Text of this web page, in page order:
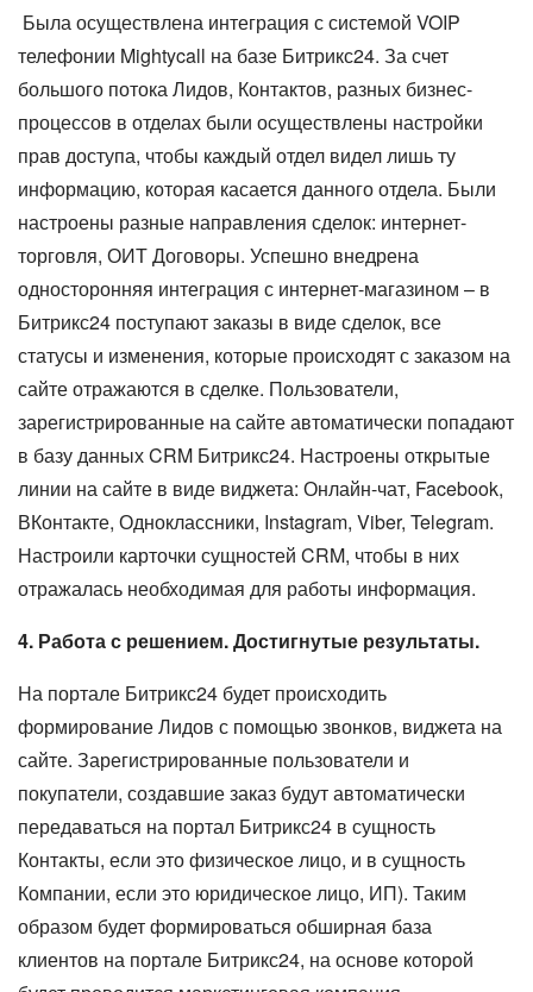
Была осуществлена интеграция с системой VOIP
телефонии Mightycall на базе Битрикс24. За счет
большого потока Лидов, Контактов, разных бизнес-
процессов в отделах были осуществлены настройки
прав доступа, чтобы каждый отдел видел лишь ту
информацию, которая касается данного отдела. Были
настроены разные направления сделок: интернет-
торговля, ОИТ Договоры. Успешно внедрена
односторонняя интеграция с интернет-магазином – в
Битрикс24 поступают заказы в виде сделок, все
статусы и изменения, которые происходят с заказом на
сайте отражаются в сделке. Пользователи,
зарегистрированные на сайте автоматически попадают
в базу данных CRM Битрикс24. Настроены открытые
линии на сайте в виде виджета: Онлайн-чат, Facebook,
ВКонтакте, Одноклассники, Instagram, Viber, Telegram.
Настроили карточки сущностей CRM, чтобы в них
отражалась необходимая для работы информация.
4. Работа с решением. Достигнутые результаты.
На портале Битрикс24 будет происходить
формирование Лидов с помощью звонков, виджета на
сайте. Зарегистрированные пользователи и
покупатели, создавшие заказ будут автоматически
передаваться на портал Битрикс24 в сущность
Контакты, если это физическое лицо, и в сущность
Компании, если это юридическое лицо, ИП). Таким
образом будет формироваться обширная база
клиентов на портале Битрикс24, на основе которой